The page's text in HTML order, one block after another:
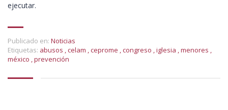
ejecutar.
Publicado en: Noticias
Etiquetas: abusos ,celam ,ceprome ,congreso ,iglesia ,menores ,
méxico ,prevención